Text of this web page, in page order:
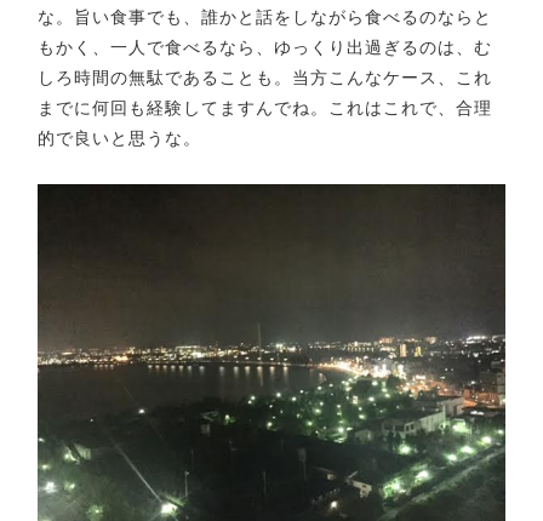
な。旨い食事でも、誰かと話をしながら食べるのならと
もかく、一人で食べるなら、ゆっくり出過ぎるのは、む
しろ時間の無駄であることも。当方こんなケース、これ
までに何回も経験してますんでね。これはこれで、合理
的で良いと思うな。